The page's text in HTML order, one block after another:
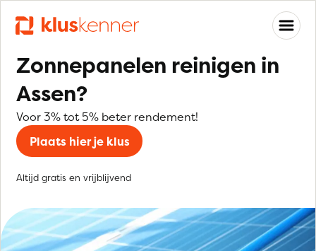
Zonnepanelen reinigen in
Assen?
Voor 3% tot 5% beter rendement!
Plaats hier je klus
Altijd gratis en vrijblijvend